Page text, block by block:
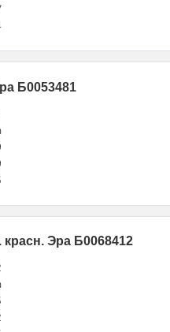
Б0053481
красн. Эра Б0068412